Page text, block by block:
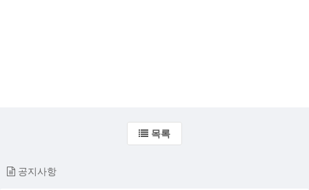
목록
공지사항